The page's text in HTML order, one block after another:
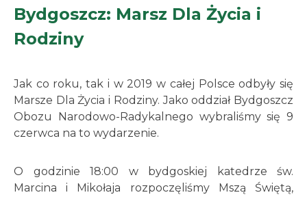
Bydgoszcz: Marsz Dla Życia i
Rodziny
Jak co roku, tak i w 2019 w całej Polsce odbyły się
Marsze Dla Życia i Rodziny. Jako oddział Bydgoszcz
Obozu Narodowo-Radykalnego wybraliśmy się 9
czerwca na to wydarzenie.
O godzinie 18:00 w bydgoskiej katedrze św.
Marcina i Mikołaja rozpoczęliśmy Mszą Świętą,